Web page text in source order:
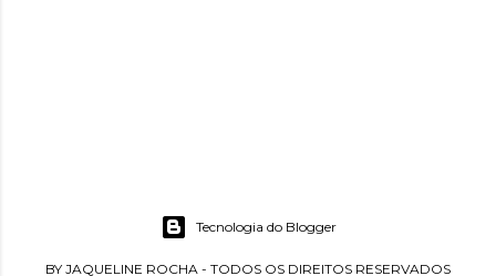
Tecnologia do Blogger
BY JAQUELINE ROCHA - TODOS OS DIREITOS RESERVADOS